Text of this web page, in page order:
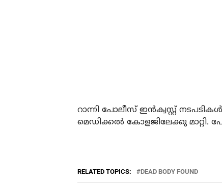
റാന്നി പോലീസ് ഇന്‍ക്വസ്റ്റ്
മെഡിക്കല്‍ കോളജിലേക്കു മാറ്റി.
RELATED TOPICS: DEAD BODY FOUND